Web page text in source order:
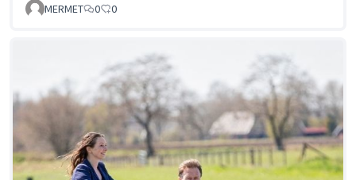
MERMET
0 0